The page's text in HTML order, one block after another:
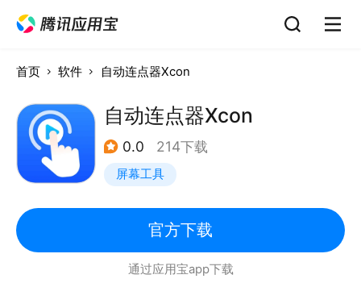
首页 软件 自动连点器Xcon
自动连点器Xcon
0.0 214下载
屏幕工具
官方下载
通过应用宝app下载